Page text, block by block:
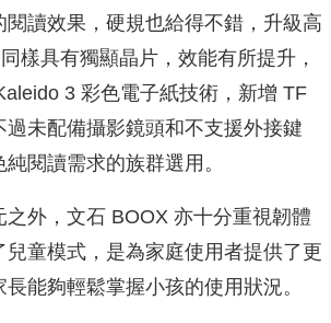
閱讀效果，硬規也給得不錯，升級高
樣具有獨顯晶片，效能有所提升，
3 彩色電子紙技術，新增 TF
過未配備攝影鏡頭和不支援外接鍵
閱讀需求的族群選用。
之外，文石 BOOX 亦十分重視韌體
兒童模式，是為家庭使用者提供了更
能夠輕鬆掌握小孩的使用狀況。